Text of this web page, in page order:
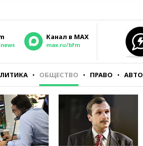
Канал в MAX
max.ru/bfm
ОБЩЕСТВО ПРАВО АВТО